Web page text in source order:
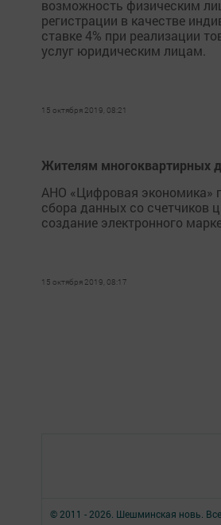
возможность физическим
регистрации в качестве
ставке 4% при реализации
услуг юридическим лицам.
15 октября 2019, 08:21
Жителям многоквартирных
АНО «Цифровая экономика»
сбора данных со счетчиков
создание электронного
15 октября 2019, 08:17
© 2011 - 2026. Шешминская новь.